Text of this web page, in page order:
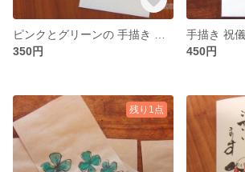
350円
450円
残り1点